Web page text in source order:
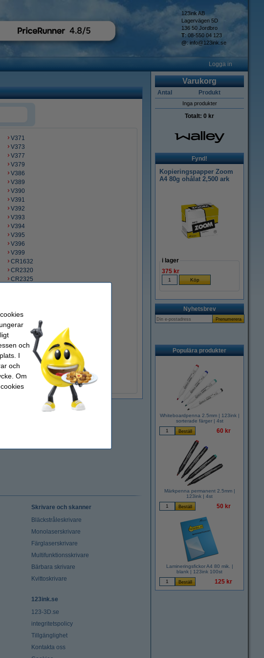
123ink AB
Lagervägen 5D
136 50 Jordbro
T: 08-550 04 123
@: info@123ink.se
Logga in
V371
V373
V377
V379
V386
V389
V390
V391
V392
V393
V394
V395
V396
V399
CR1632
CR2320
CR2325
LR41
LR48
LR63
LR66
LR69
Varukorg
Antal Produkt
Inga produkter
Totalt: 0 kr
Fynd!
Kopieringspapper Zoom
A4 80g ohålat 2,500 ark
i lager
375 kr
Nyhetsbrev
Populära produkter
Whiteboardpenna 2.5mm | 123ink |
sorterade färger | 4st
60 kr
Märkpenna permanent 2.5mm |
123ink | 4st
50 kr
Lamineringsfickor A4 80 mik. |
blank | 123ink 100st
125 kr
Skrivare och skanner
Bläckstråleskrivare
Monolaserskrivare
Färglaserskrivare
Multifunktionsskrivare
Bärbara skrivare
Kvittoskrivare
123ink.se
123-3D.se
integritetspolicy
Tillgänglighet
Kontakta oss
och
I
och
Om